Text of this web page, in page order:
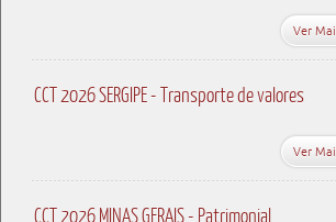
Ver
CCT 2026 SERGIPE - Transporte de valores
Ver
CCT 2026 MINAS GERAIS - Patrimonial